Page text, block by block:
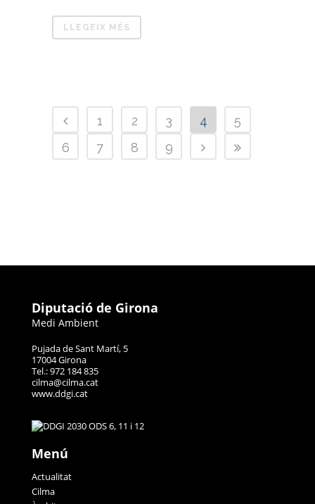
LLEGEIX MÉS
1 2 3 4
5
6
7 8 9
Diputació de Girona
Medi Ambient
Pujada de Sant Martí, 5
17004 Girona
Tel.: 972 184 835
cilma@cilma.cat
www.ddgi.cat
Menú
Actualitat
Cilma